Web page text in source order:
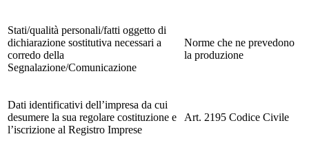
Stati/qualità personali/fatti oggetto di
dichiarazione sostitutiva necessari a
corredo della
Segnalazione/Comunicazione
Norme che ne prevedono
la produzione
Dati identificativi dell’impresa da cui
desumere la sua regolare costituzione e
l’iscrizione al Registro Imprese
Art. 2195 Codice Civile